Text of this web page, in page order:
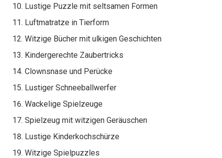
Lustige Puzzle mit seltsamen Formen
Luftmatratze in Tierform
Witzige Bücher mit ulkigen Geschichten
Kindergerechte Zaubertricks
Clownsnase und Perücke
Lustiger Schneeballwerfer
Wackelige Spielzeuge
Spielzeug mit witzigen Geräuschen
Lustige Kinderkochschürze
Witzige Spielpuzzles